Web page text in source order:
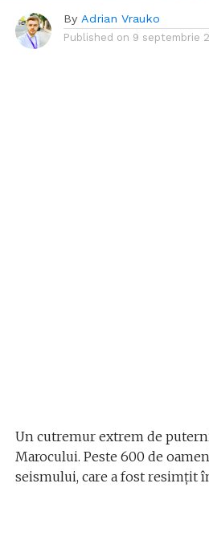
By Adrian Vrauko
Published on 9 septembrie
Un cutremur extrem de
Marocului. Peste 600 de
seismului, care a fost resimțit